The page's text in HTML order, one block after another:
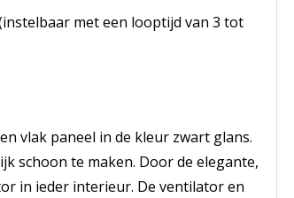
met een looptijd van 3 tot
vlak paneel in de kleur zwart glans.
schoon te maken. Door de elegante,
in ieder interieur. De ventilator en